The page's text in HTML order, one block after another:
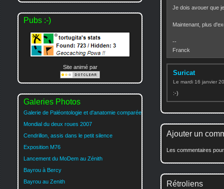
Je dois avouer que
Maintenant, plus
--
Franck
Suricat
Le mardi 16 janvier
:-)
Ajouter un
Les commentaires
Rétroliens
Pubs :-)
Site animé par
Galeries Photos
Galerie de Paléontologie et d'anatomie comparée
Mondial du deux roues 2007
Cendrillon, assis dans le petit silence
Exposition M76
Lancement du MoDem au Zénith
Bayrou à Bercy
Bayrou au Zenith